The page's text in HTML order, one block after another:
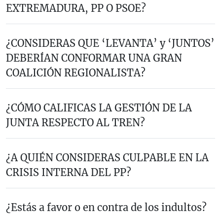
EXTREMADURA, PP O PSOE?
¿CONSIDERAS QUE ‘LEVANTA’ y ‘JUNTOS’
DEBERÍAN CONFORMAR UNA GRAN
COALICIÓN REGIONALISTA?
¿CÓMO CALIFICAS LA GESTIÓN DE LA
JUNTA RESPECTO AL TREN?
¿A QUIÉN CONSIDERAS CULPABLE EN LA
CRISIS INTERNA DEL PP?
¿Estás a favor o en contra de los indultos?